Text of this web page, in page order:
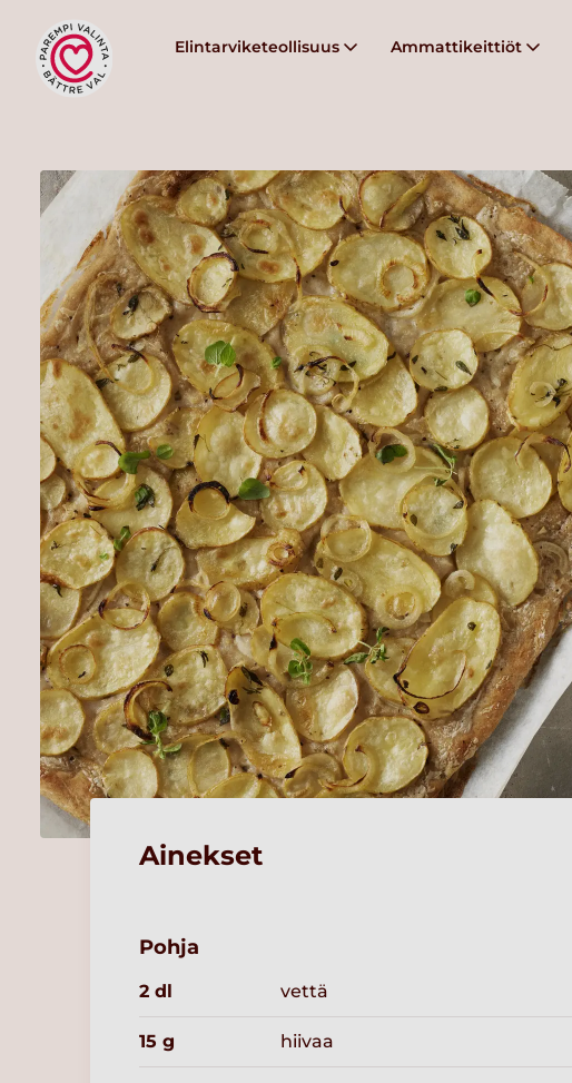
Elintarviketeollisuus Ammattikeittiöt
Ainekset
Pohja
2 dl vettä
15 g hiivaa